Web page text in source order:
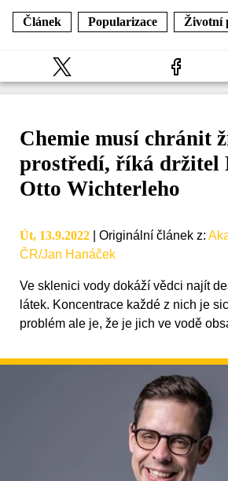
Článek Popularizace Životní
Chemie musí chránit
prostředí, říká držitel
Otto Wichterleho
Út, 13.9.2022 Originální článek z:
ČR/Jan Hanáček
Ve sklenici vody dokáží vědci najít
látek. Koncentrace každé z nich je
problém ale je, že je jich ve vodě